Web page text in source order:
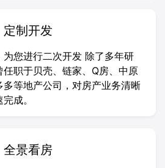
定制开发
您进行二次开发 除了多年研
职于贝壳、链家、Q房、中原
等地产公司，对房产业务清晰
成。
全景看房